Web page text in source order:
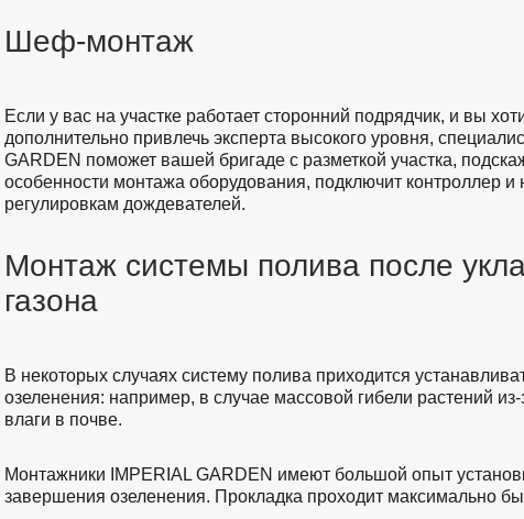
Шеф-монтаж
Если у вас на участке работает сторонний подрядчик, и вы
дополнительно привлечь эксперта высокого уровня,
GARDEN поможет вашей бригаде с разметкой участка,
особенности монтажа оборудования, подключит контроллер и
регулировкам дождевателей.
Монтаж системы полива после
газона
В некоторых случаях систему полива приходится
озеленения: например, в случае массовой гибели растений из-
влаги в почве.
Монтажники IMPERIAL GARDEN имеют большой опыт
завершения озеленения. Прокладка проходит максимально